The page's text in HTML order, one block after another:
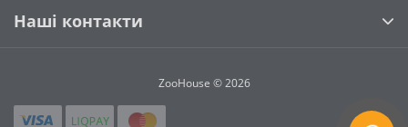
Наші контакти
ZooHouse © 2026